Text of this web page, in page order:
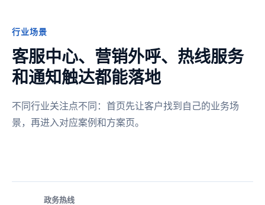
行业场景
客服中心、营销外呼、热线服务
和通知触达都能落地
不同行业关注点不同：首页先让客户找到自己的业务场
景，再进入对应案例和方案页。
政务热线